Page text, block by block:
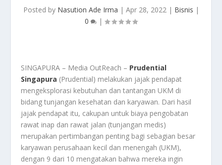
Posted by Nasution Ade Irma | Apr 28, 2022| Bisnis |
0
|
SINGAPURA – Media OutReach – Prudential
Singapura (Prudential) melakukan jajak pendapat
mengeksplorasi kebutuhan dan tantangan UKM di
bidang tunjangan kesehatan dan karyawan. Dari hasil
jajak pendapat itu, cakupan untuk biaya pengobatan
rawat inap dan rawat jalan (tunjangan medis)
merupakan pertimbangan penting bagi sebagian besar
karyawan perusahaan kecil dan menengah (UKM),
dengan 9 dari 10 mengatakan bahwa mereka ingin